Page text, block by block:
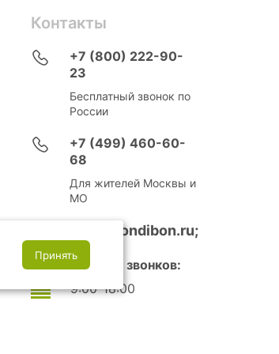
Контакты
+7 (800) 222-90-
23
Бесплатный звонок по
России
+7 (499) 460-60-
68
Для жителей Москвы и
МО
info@bondibon.ru;
Время приема звонков:
9:00-18:00
Принять